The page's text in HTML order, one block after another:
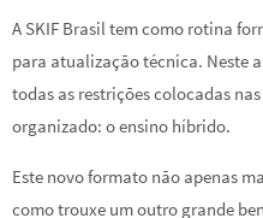
A SKIF Brasil tem como rotina
para atualização técnica. Neste
todas as restrições colocadas
organizado: o ensino híbrido.
Este novo formato não apenas
como trouxe um outro grande